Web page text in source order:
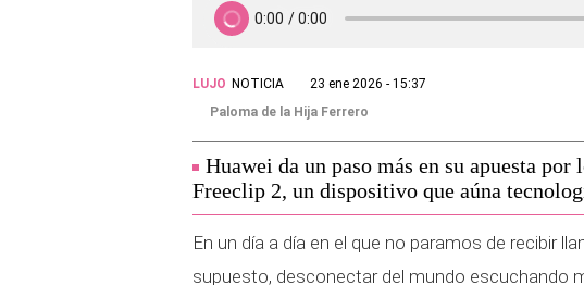
LUJO NOTICIA
23 ene 2026 - 15:37
Paloma de la Hija Ferrero
Huawei da un paso más en su apuesta
Freeclip 2, un dispositivo que aúna
En un día a día en el que no paramos de recibir
supuesto, desconectar del mundo escuchando